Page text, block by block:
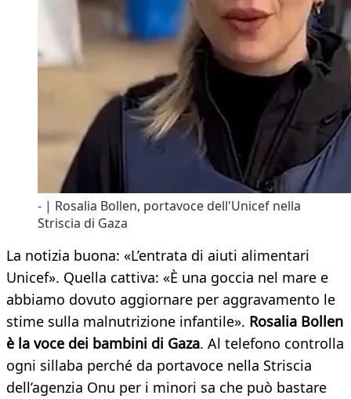
- | Rosalia Bollen, portavoce dell'Unicef nella
Striscia di Gaza
La notizia buona: «L’entrata di aiuti alimentari
Unicef». Quella cattiva: «È una goccia nel mare e
abbiamo dovuto aggiornare per aggravamento le
stime sulla malnutrizione infantile». Rosalia Bollen
è la voce dei bambini di Gaza. Al telefono controlla
ogni sillaba perché da portavoce nella Striscia
dell’agenzia Onu per i minori sa che può bastare